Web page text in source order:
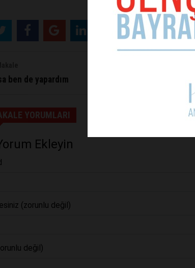
ben de yapardım
YORUMLARI
Ekleyin
(zorunlu değil)
değil)